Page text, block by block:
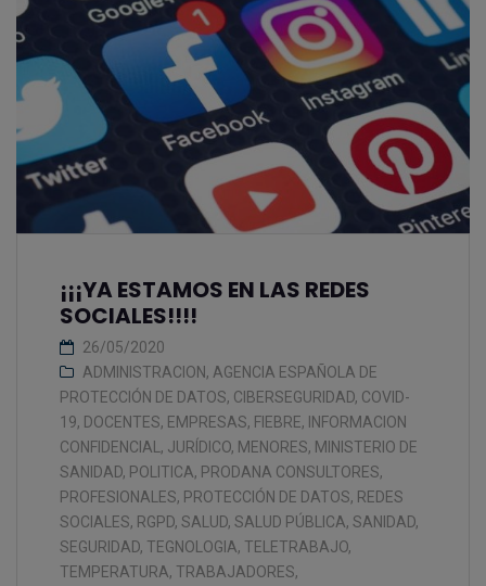
¡¡¡YA ESTAMOS EN LAS REDES
SOCIALES!!!!
26/05/2020
ADMINISTRACION, AGENCIA ESPAÑOLA DE
PROTECCIÓN DE DATOS, CIBERSEGURIDAD, COVID-
19, DOCENTES, EMPRESAS, FIEBRE, INFORMACION
CONFIDENCIAL , JURÍDICO, MENORES, MINISTERIO DE
SANIDAD, POLITICA, PRODANA CONSULTORES,
PROFESIONALES, PROTECCIÓN DE DATOS, REDES
SOCIALES, RGPD, SALUD, SALUD PÚBLICA, SANIDAD,
SEGURIDAD, TEGNOLOGIA, TELETRABAJO,
TEMPERATURA, TRABAJADORES,